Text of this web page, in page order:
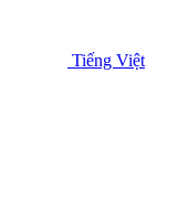
Tiếng Việt